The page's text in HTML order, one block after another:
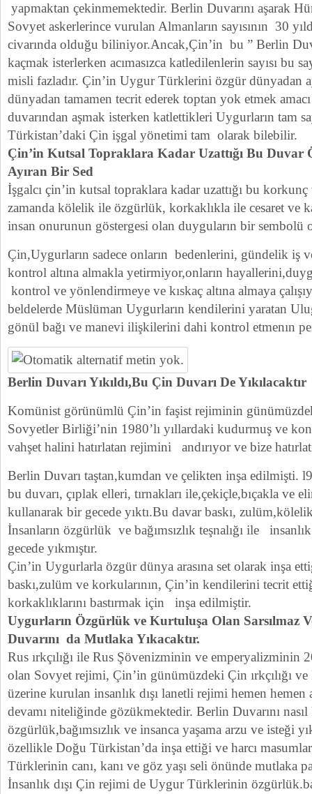
yapmaktan çekinmemektedir. Berlin Duvarını aşarak
Sovyet askerlerince vurulan Almanların sayısının 30
civarında olduğu biliniyor.Ancak,Çin’in bu ” Berlin
kaçmak isterlerken acımasızca katledilenlerin sayısı bu
misli fazladır. Çin’in Uygur Türklerini özgür dünyadan
dünyadan tamamen tecrit ederek toptan yok etmek
duvarından aşmak isterken katlettikleri Uygurların tam
Türkistan’daki Çin işgal yönetimi tam olarak bilebilir.
Çin’in Kutsal Topraklara Kadar Uzattığı Bu Duvar
Ayıran Bir Sed
İşgalcı çin’in kutsal topraklara kadar uzattığı bu
zamanda kölelik ile özgürlük, korkaklıkla ile cesaret ve
insan onurunun göstergesi olan duyguların bir sembolü
Çin,Uygurların sadece onların bedenlerini, gündelik iş
kontrol altına almakla yetirmiyor,onların
kontrol ve yönlendirmeye ve kıskaç altına almaya
beldelerde Müslüman Uygurların kendilerini yaratan
gönül bağı ve manevi ilişkilerini dahi kontrol etmenın
Berlin Duvarı Yıkıldı,Bu Çin Duvarı De Yıkılacaktır
Komünist görünümlü Çin’in faşist rejiminin
Sovyetler Birliği’nin 1980’lı yıllardaki kudurmuş ve
vahşet halini hatırlatan rejimini andırıyor ve bize
Berlin Duvarı taştan,kumdan ve çelikten inşa edilmişti.
bu duvarı, çıplak elleri, tırnakları ile,çekiçle,bıçakla ve
kullanarak bir gecede yıktı.Bu davar baskı,
İnsanların özgürlük ve bağımsızlık teşnalığı ile
gecede yıkmıştır.
Çin’in Uygurlarla özgür dünya arasına set olarak inşa
baskı,zulüm ve korkularının, Çin’in kendilerini tecrit
korkaklıklarını bastırmak için inşa edilmiştir.
Uygurların Özgürlük ve Kurtuluşa Olan Sarsılmaz
Duvarını da Mutlaka Yıkacaktır.
Rus ırkçılığı ile Rus Şövenizminin ve emperyalizminin
olan Sovyet rejimi, Çin’in günümüzdeki Çin ırkçılığı
üzerine kurulan insanlık dışı lanetli rejimi hemen
devamı niteliğinde gözükmektedir. Berlin Duvarını
özgürlük,bağımsızlık ve insanca yaşama arzu ve isteği
özellikle Doğu Türkistan’da inşa ettiği ve harcı
Türklerinin canı, kanı ve göz yaşı seli önünde mutlaka
İnsanlık dışı Çin rejimi de Uygur Türklerinin